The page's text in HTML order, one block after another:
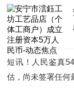
短讯！人民鉴真
估，尚未签署任何